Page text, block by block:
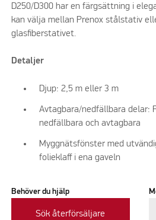
D250/D300 har en färgsättning i
kan välja mellan Prenox stålstativ
glasfiberstativet.
Detaljer
Djup: 2,5 m eller 3 m
Avtagbara/nedfällbara delar:
nedfällbara och avtagbara
Myggnätsfönster med
folieklaff i ena gaveln
Behöver du hjälp
Sök återförsäljare